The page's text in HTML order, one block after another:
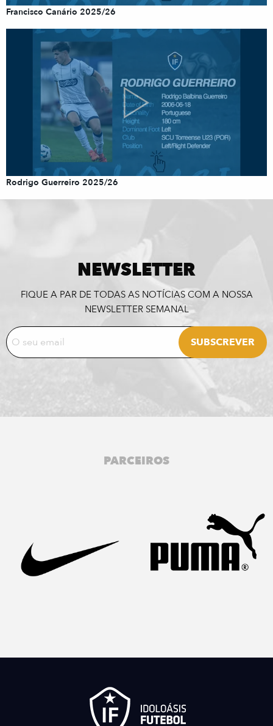
Francisco Canário 2025/26
Rodrigo Guerreiro 2025/26
NEWSLETTER
FIQUE A PAR DE TODAS AS NOTÍCIAS COM A NOSSA
NEWSLETTER SEMANAL
PARCEIROS